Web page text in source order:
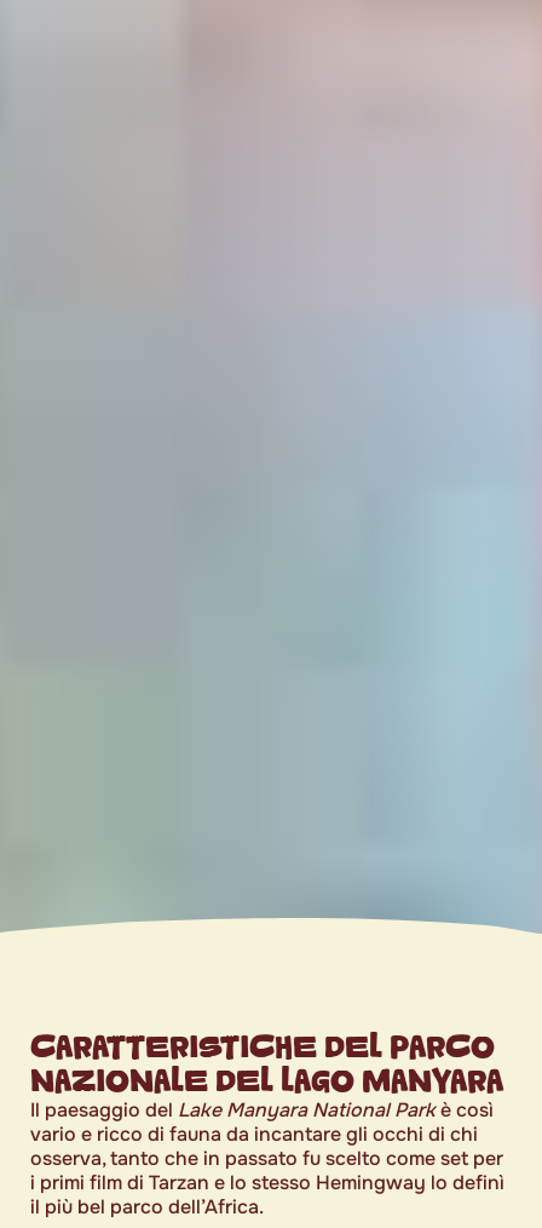
CARATTERISTICHE DEL PARCO
NAZIONALE DEL LAGO MANYARA
Il paesaggio del Lake Manyara National Parkè così
vario e ricco di fauna da incantare gli occhi di chi
osserva, tanto che in passato fu scelto come set per
i primi film di Tarzan e lo stesso Hemingway lo definì
il più bel parco dell’Africa.